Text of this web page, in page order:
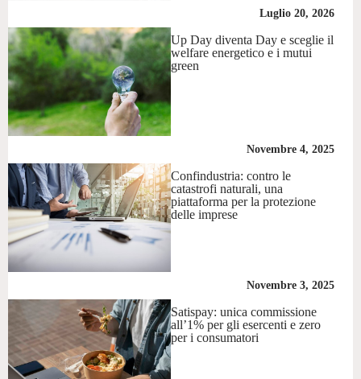
Luglio 20, 2026
Up Day diventa Day e sceglie il
welfare energetico e i mutui
green
Novembre 4, 2025
Confindustria: contro le
catastrofi naturali, una
piattaforma per la protezione
delle imprese
Novembre 3, 2025
Satispay: unica commissione
all’1% per gli esercenti e zero
per i consumatori